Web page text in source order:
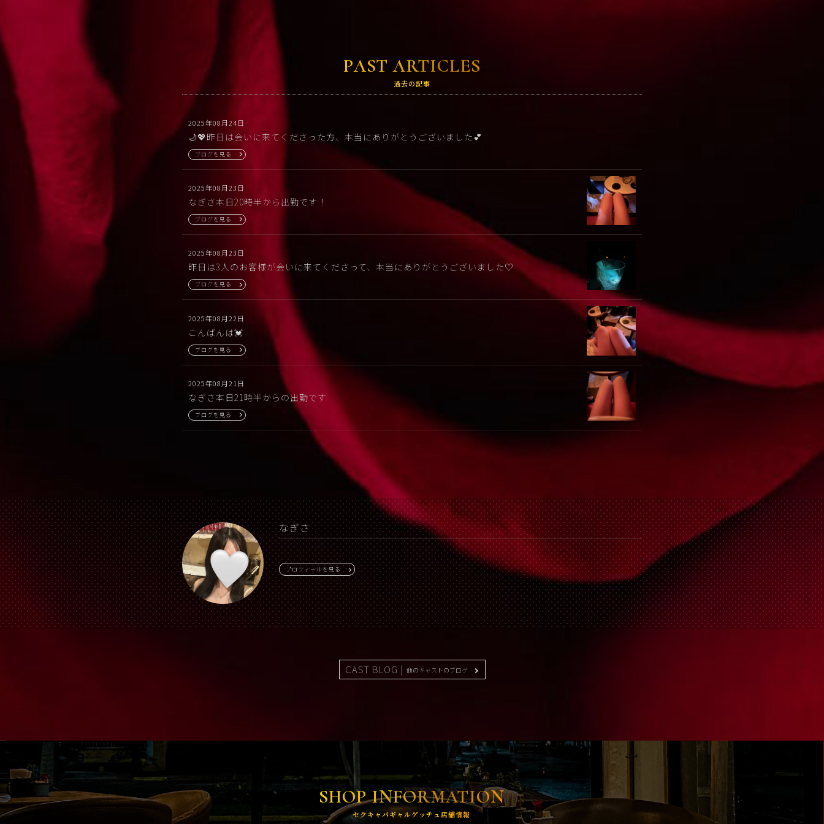
PAST ARTICLES
過去の記事
2025年08月24日
🌙💖昨日は会いに来てくださった方、本当にありがとうございました💕
ブログを見る
2025年08月23日
なぎさ本日20時半から出勤です！
ブログを見る
2025年08月23日
昨日は3人のお客様が会いに来てくださって、本当にありがとうございました♡
ブログを見る
2025年08月22日
こんばんは💓
ブログを見る
2025年08月21日
なぎさ本日21時半からの出勤です
ブログを見る
なぎさ
プロフィールを見る
CAST BLOG | 他のキャストのブログ
SHOP INFORMATION
セクキャバギャルゲッチュ店舗情報